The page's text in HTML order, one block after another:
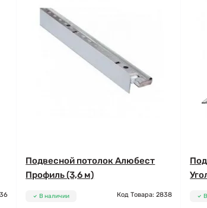
Подвесной потолок Алюбест
Профиль (3,6 м)
В наличии Код Товара: 2838